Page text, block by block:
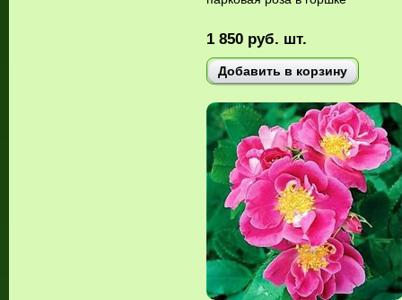
1 850 руб. шт.
Добавить в корзину